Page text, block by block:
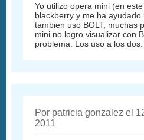
Yo utilizo opera mini (en
blackberry y me ha
tambien uso BOLT, muchas
mini no logro visualizar con
problema. Los uso a los
Por patricia gonzalez el
2011